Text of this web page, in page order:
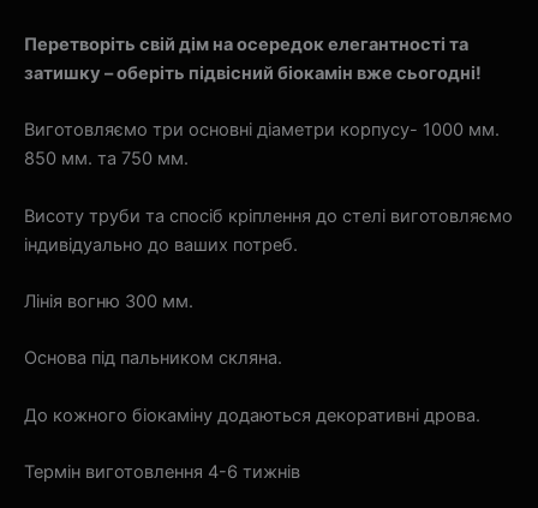
Перетворіть свій дім на осередок елегантності та
затишку – оберіть підвісний біокамін вже сьогодні!
Виготовляємо три основні діаметри корпусу- 1000 мм.
850 мм. та 750 мм.
Висоту труби та спосіб кріплення до стелі виготовляємо
індивідуально до ваших потреб.
Лінія вогню 300 мм.
Основа під пальником скляна.
До кожного біокаміну додаються декоративні дрова.
Термін виготовлення 4-6 тижнів